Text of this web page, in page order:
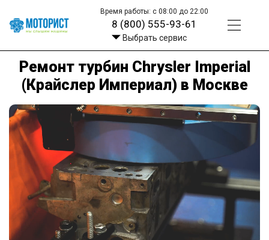
Время работы: с 08:00 до 22:00
8 (800) 555-93-61
Выбрать сервис
Ремонт турбин Chrysler Imperial
(Крайслер Империал) в Москве